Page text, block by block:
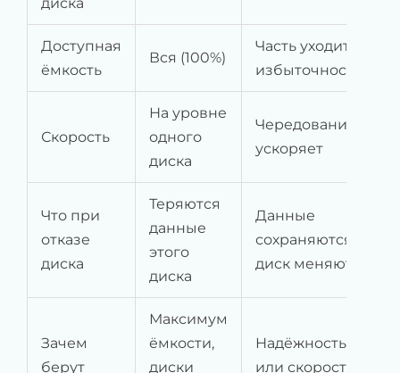
диска
Доступная
ёмкость
Вся (100%)
Часть уходит на
избыточность
Скорость
На уровне
одного
диска
Чередование
ускоряет
Что при
отказе
диска
Теряются
данные
этого
диска
Данные
сохраняются,
диск меняют
Зачем
берут
Максимум
ёмкости,
диски
Надёжность и/
или скорость